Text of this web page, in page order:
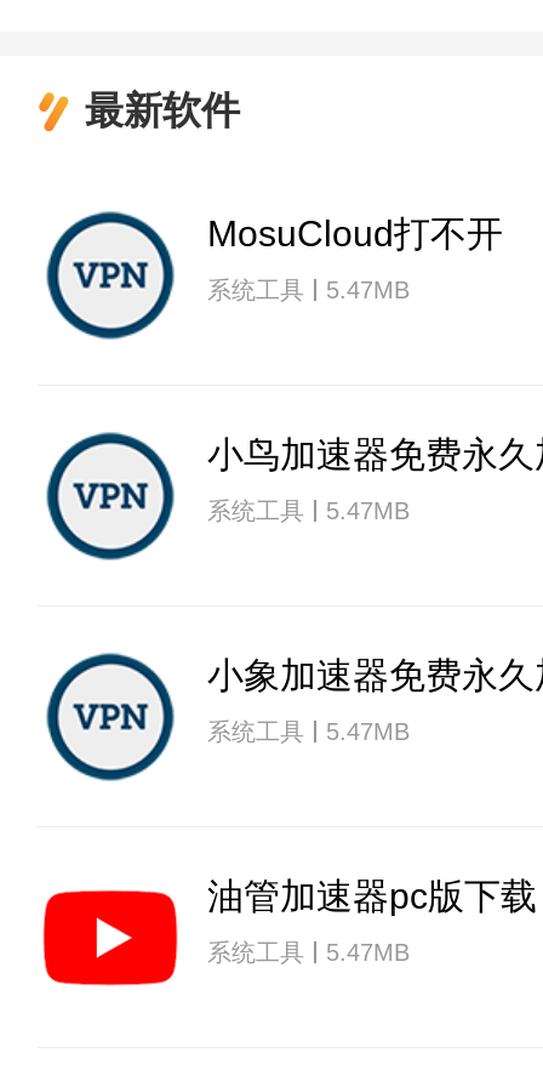
最新软件
MosuCloud打不开
系统工具 5.47MB
小鸟加速器免费永
系统工具 5.47MB
小象加速器免费永
系统工具 5.47MB
油管加速器pc版下载
系统工具 5.47MB